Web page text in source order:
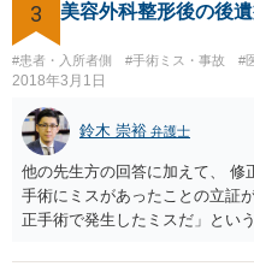
3 美容外科整形後の後
#患者・入所者側 #手術ミス・事故 #
2018年3月1日
鈴木 崇裕 弁護士
他の先生方の回答に加えて、 修
手術にミスがあったことの立証
正手術で発生したミスだ」とい
検討なさっているのであれば、